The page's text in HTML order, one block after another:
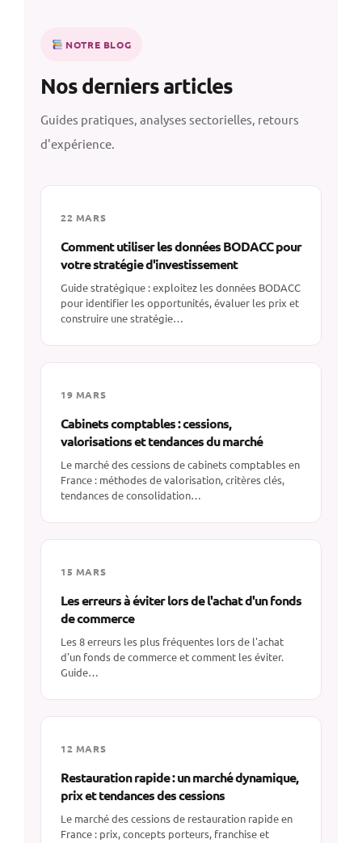
NOTRE BLOG
Nos derniers articles
Guides pratiques, analyses sectorielles, retours
d'expérience.
22 MARS
Comment utiliser les données BODACC pour
votre stratégie d'investissement
Guide stratégique : exploitez les données BODACC
pour identifier les opportunités, évaluer les prix et
construire une stratégie…
19 MARS
Cabinets comptables : cessions,
valorisations et tendances du marché
Le marché des cessions de cabinets comptables en
France : méthodes de valorisation, critères clés,
tendances de consolidation…
15 MARS
Les erreurs à éviter lors de l'achat d'un fonds
de commerce
Les 8 erreurs les plus fréquentes lors de l'achat
d'un fonds de commerce et comment les éviter.
Guide…
12 MARS
Restauration rapide : un marché dynamique,
prix et tendances des cessions
Le marché des cessions de restauration rapide en
France : prix, concepts porteurs, franchise et